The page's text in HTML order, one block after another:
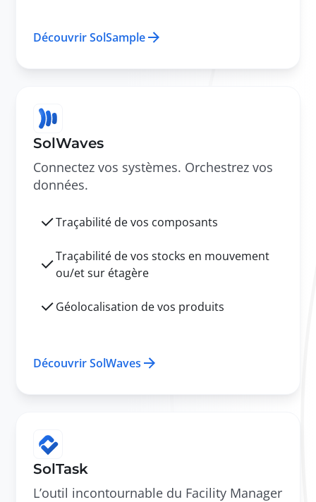
Découvrir SolSample
SolWaves
Connectez vos systèmes. Orchestrez vos
données.
Traçabilité de vos composants
Traçabilité de vos stocks en mouvement
ou/et sur étagère
Géolocalisation de vos produits
Découvrir SolWaves
SolTask
L’outil incontournable du Facility Manager